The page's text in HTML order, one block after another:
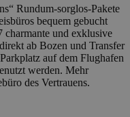
Rundum-sorglos-Pakete
bequem gebucht
charmante und exklusive
ab Bozen und Transfer
auf dem Flughafen
werden. Mehr
des Vertrauens.
il
viene
essere
sito,
buon